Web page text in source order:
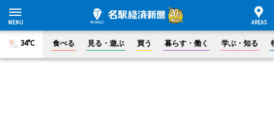
34°C 食べる 見る・遊ぶ 買う 暮らす・働く 学ぶ・知る